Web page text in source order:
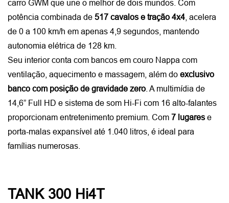
carro GWM que une o melhor de dois mundos. Com
potência combinada de 517 cavalos e tração 4x4 , acelera
de 0 a 100 km/h em apenas 4,9 segundos, mantendo
autonomia elétrica de 128 km.
Seu interior conta com bancos em couro Nappa com
ventilação, aquecimento e massagem, além do exclusivo
banco com posição de gravidade zero . A multimídia de
14,6” Full HD e sistema de som Hi-Fi com 16 alto-falantes
proporcionam entretenimento premium. Com 7 lugares e
porta-malas expansível até 1.040 litros, é ideal para
famílias numerosas.
TANK 300 Hi4T